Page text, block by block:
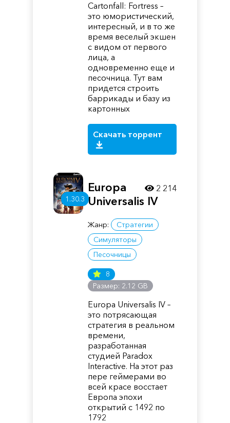
Cartonfall: Fortress –
это юмористический,
интересный, и в то же
время веселый экшен
с видом от первого
лица, а
одновременно еще и
песочница. Тут вам
придется строить
баррикады и базу из
картонных
Скачать торрент
1.30.3
Europa
Universalis IV
Жанр:
Стратегии
Симуляторы
Песочницы
8
Размер: 2.12 GB
Europa Universalis IV –
это потрясающая
стратегия в реальном
времени,
разработанная
студией Paradox
Interactive. На этот раз
пере геймерами во
всей красе восстает
Европа эпохи
открытий с 1492 по
1792
2 214